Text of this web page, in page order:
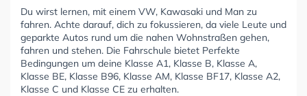
Du wirst lernen, mit einem VW, Kawasaki und Man zu
fahren. Achte darauf, dich zu fokussieren, da viele Leute und
geparkte Autos rund um die nahen Wohnstraßen gehen,
fahren und stehen. Die Fahrschule bietet Perfekte
Bedingungen um deine Klasse A1, Klasse B, Klasse A,
Klasse BE, Klasse B96, Klasse AM, Klasse BF17, Klasse A2,
Klasse C und Klasse CE zu erhalten.